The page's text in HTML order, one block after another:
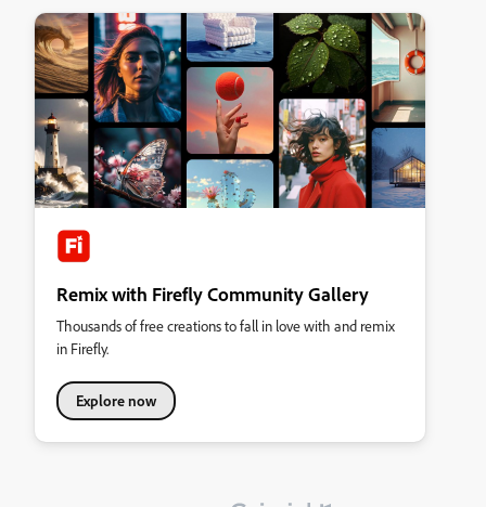
Remix with Firefly Community Gallery
Thousands of free creations to fall in love with and remix
in Firefly.
Explore now